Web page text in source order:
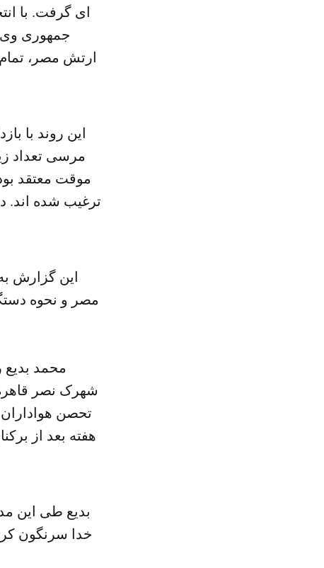
اى گرفت. با
جمهورى وى
ارتش مصر،
این روند با
مرسى تعداد
موقت معتقد
ترغیب شده اند.
این گزارش
مصر و نحوه
شهرک نصر
تحصن
بدیع طى این
خدا سرنگون